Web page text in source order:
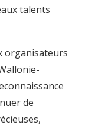
talents
organisateurs
de